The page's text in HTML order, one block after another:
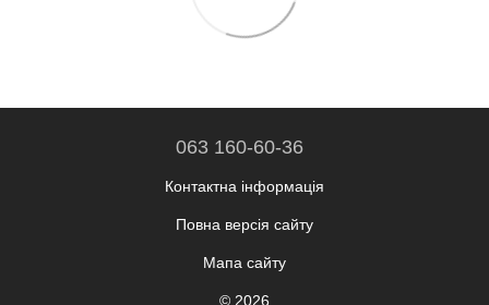
063 160-60-36
Контактна інформація
Повна версія сайту
Мапа сайту
© 2026